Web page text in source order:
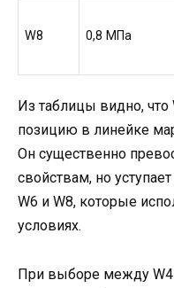
W8 0,8 МПа
Из таблицы видно,
позицию в линейке
Он существенно
свойствам, но
W6 и W8, которые
условиях.
При выборе между W4